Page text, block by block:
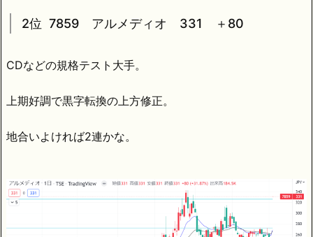
2位 7859 アルメディオ 331 ＋80
CDなどの規格テスト大手。
上期好調で黒字転換の上方修正。
地合いよければ2連かな。